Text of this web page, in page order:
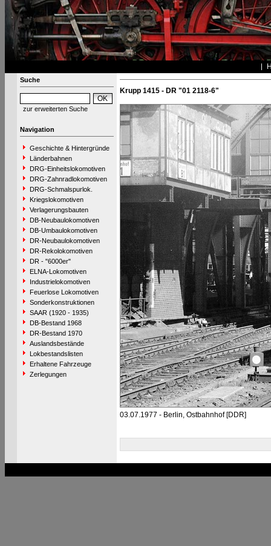
Suche
zur erweiterten Suche
Navigation
Geschichte & Hintergründe
Länderbahnen
DRG-Einheitslokomotiven
DRG-Zahnradlokomotiven
DRG-Schmalspurlok.
Kriegslokomotiven
Verlagerungsbauten
DB-Neubaulokomotiven
DB-Umbaulokomotiven
DR-Neubaulokomotiven
DR-Rekolokomotiven
DR - "6000er"
ELNA-Lokomotiven
Industrielokomotiven
Feuerlose Lokomotiven
Sonderkonstruktionen
SAAR (1920 - 1935)
DB-Bestand 1968
DR-Bestand 1970
Auslandsbestände
Lokbestandslisten
Erhaltene Fahrzeuge
Zerlegungen
Krupp 1415 - DR "01 2118-6"
03.07.1977 - Berlin, Ostbahnhof [DDR]